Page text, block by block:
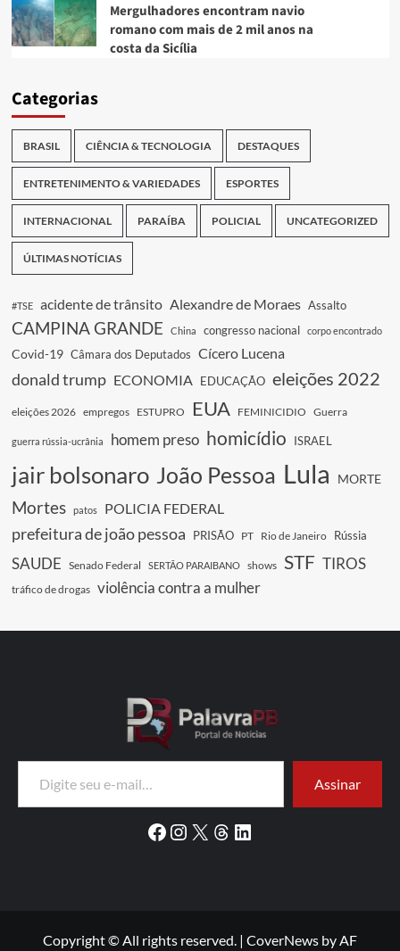
Mergulhadores encontram navio
romano com mais de 2 mil anos na
costa da Sicília
Categorias
BRASIL CIÊNCIA & TECNOLOGIA DESTAQUES
ENTRETENIMENTO & VARIEDADES ESPORTES
INTERNACIONAL PARAÍBA POLICIAL UNCATEGORIZED
ÚLTIMAS NOTÍCIAS
#TSE acidente de trânsito Alexandre de Moraes Assalto
CAMPINA GRANDE China congresso nacional corpo encontrado
Covid-19 Câmara dos Deputados Cícero Lucena
donald trump ECONOMIA EDUCAÇÃO eleições 2022
eleições 2026 empregos ESTUPRO EUA FEMINICIDIO Guerra
guerra rússia-ucrânia homem preso homicídio ISRAEL
jair bolsonaro João Pessoa Lula MORTE
Mortes patos POLICIA FEDERAL
prefeitura de joão pessoa PRISÃO PT Rio de Janeiro Rússia
SAUDE Senado Federal SERTÃO PARAIBANO shows STF TIROS
tráfico de drogas violência contra a mulher
Digite seu e-mail…
Assinar
Facebook
Instagram
X Threads
LinkedIn
Copyright © All rights reserved. | CoverNews by AF